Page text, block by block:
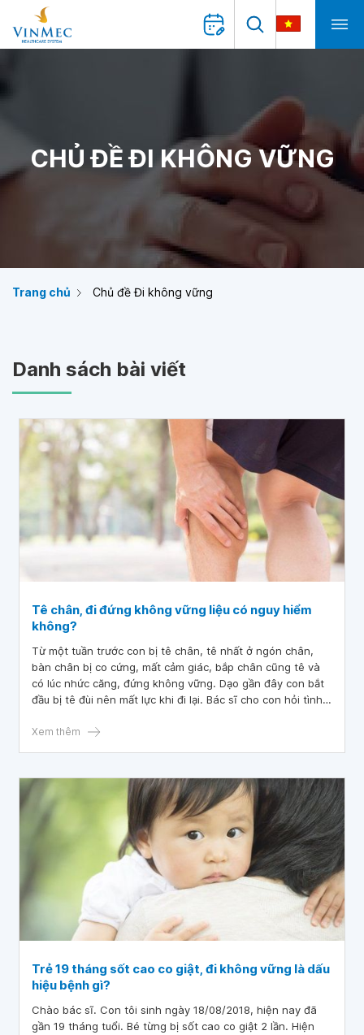
CHỦ ĐỀ ĐI KHÔNG VỮNG
Trang chủ Chủ đề Đi không vững
Danh sách bài viết
Tê chân, đi đứng không vững liệu có nguy hiểm
không?
Từ một tuần trước con bị tê chân, tê nhất ở ngón chân,
bàn chân bị co cứng, mất cảm giác, bắp chân cũng tê và
có lúc nhức căng, đứng không vững. Dạo gần đây con bắt
đầu bị tê đùi nên mất lực khi đi lại. Bác sĩ cho con hỏi tình
Xem thêm
Trẻ 19 tháng sốt cao co giật, đi không vững là dấu
hiệu bệnh gì?
Chào bác sĩ. Con tôi sinh ngày 18/08/2018, hiện nay đã
gần 19 tháng tuổi. Bé từng bị sốt cao co giật 2 lần. Hiện